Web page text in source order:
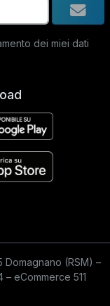
dei miei dati
Domagnano (RSM) –
eCommerce 511